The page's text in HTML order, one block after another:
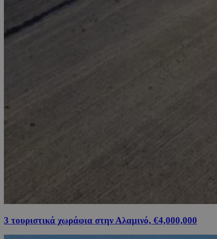
3 τουριστικά χωράφια στην Αλαμινό, €4,000,000